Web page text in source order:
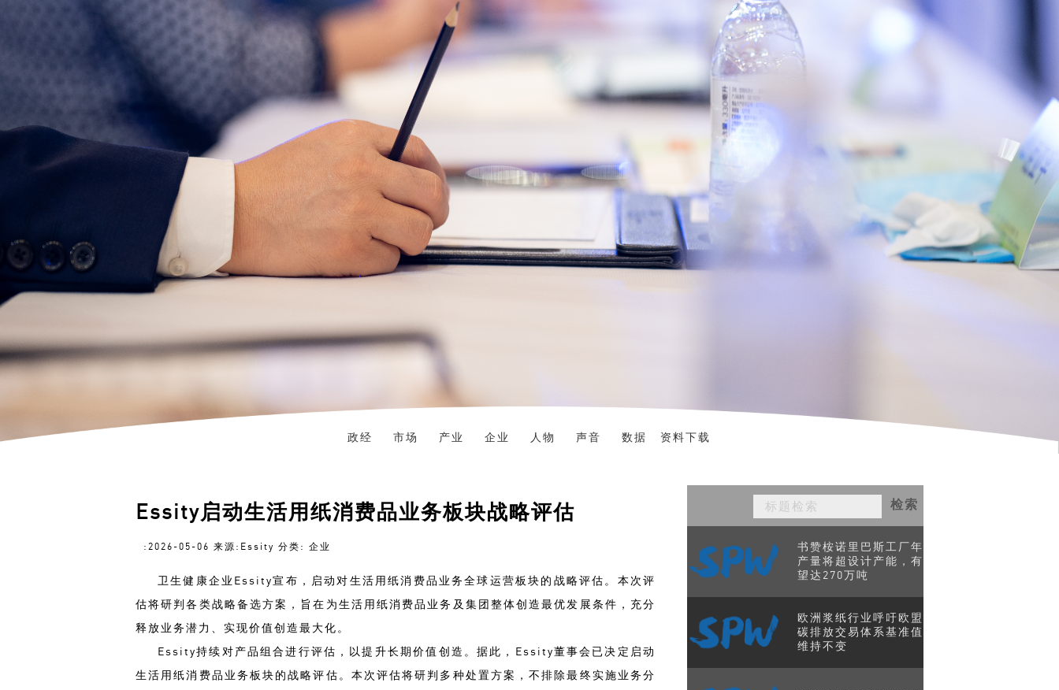
政经 市场 产业 企业 人物 声音 数据 资料下载
Essity启动生活用纸消费品业务板块战略评估
:2026-05-06 来源:Essity 分类: 企业
卫生健康企业Essity宣布，启动对生活用纸消费品业务全球运营板块的战略评估。本次评
估将研判各类战略备选方案，旨在为生活用纸消费品业务及集团整体创造最优发展条件，充分
释放业务潜力、实现价值创造最大化。
Essity持续对产品组合进行评估，以提升长期价值创造。据此，Essity董事会已决定启动
生活用纸消费品业务板块的战略评估。本次评估将研判多种处置方案，不排除最终实施业务分
检索
书赞桉诺里巴斯工厂年
产量将超设计产能，有
望达270万吨
欧洲浆纸行业呼吁欧盟
碳排放交易体系基准值
维持不变